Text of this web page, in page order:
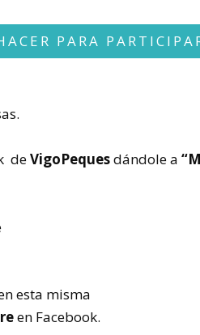
PARA
deVigoPequesdándole a
esta misma
en Facebook.